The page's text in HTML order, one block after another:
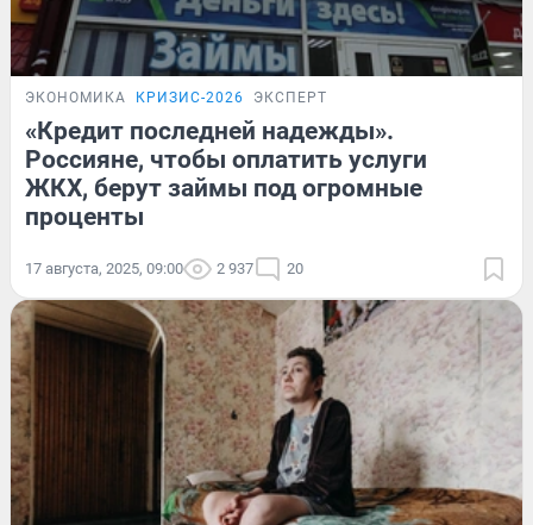
ЭКОНОМИКА КРИЗИС-2026 ЭКСПЕРТ
«Кредит последней надежды».
Россияне, чтобы оплатить услуги
ЖКХ, берут займы под огромные
проценты
17 августа, 2025, 09:00 2 937 20